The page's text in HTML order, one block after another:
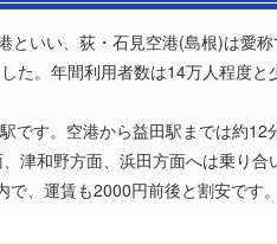
といい、荻・石見空港(島根)は愛
た。年間利用者数は14万人程度
です。空港から益田駅までは約
津和野方面、浜田方面へは乗り
、運賃も2000円前後と割安です。